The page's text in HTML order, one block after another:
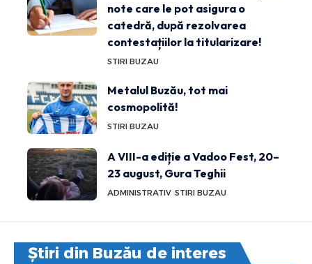
note care le pot asigura o
catedră, după rezolvarea
contestațiilor la titularizare!
STIRI BUZAU
Metalul Buzău, tot mai
cosmopolită!
STIRI BUZAU
A VIII-a ediție a Vadoo Fest, 20–
23 august, Gura Teghii
ADMINISTRATIV STIRI BUZAU
Știri din Buzău de interes